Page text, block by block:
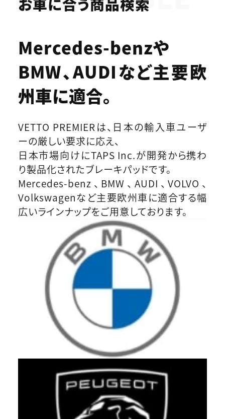
Mercedes-benzや
BMW、AUDIなど主要欧
州車に適合。
VETTO PREMIERは、日本の輸入車ユーザ
ーの厳しい要求に応え、
日本市場向けにTAPS Inc.が開発から携わ
り製品化されたブレーキパッドです。
Mercedes-benz、BMW、AUDI、VOLVO、
Volkswagenなど主要欧州車に適合する幅
広いラインナップをご用意しております。